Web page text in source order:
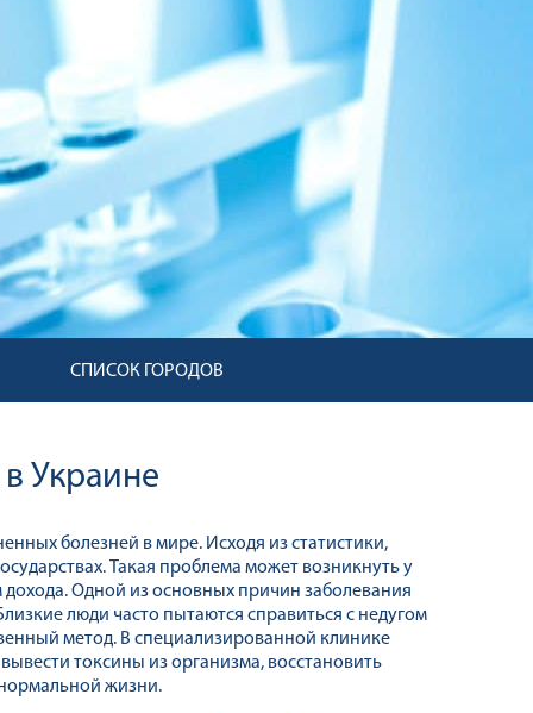
СПИСОК ГОРОДОВ
Украине
болезней в мире. Исходя из статистики,
Такая проблема может возникнуть у
Одной из основных причин заболевания
люди часто пытаются справиться с недугом
метод. В специализированной клинике
токсины из организма, восстановить
нормальной жизни.